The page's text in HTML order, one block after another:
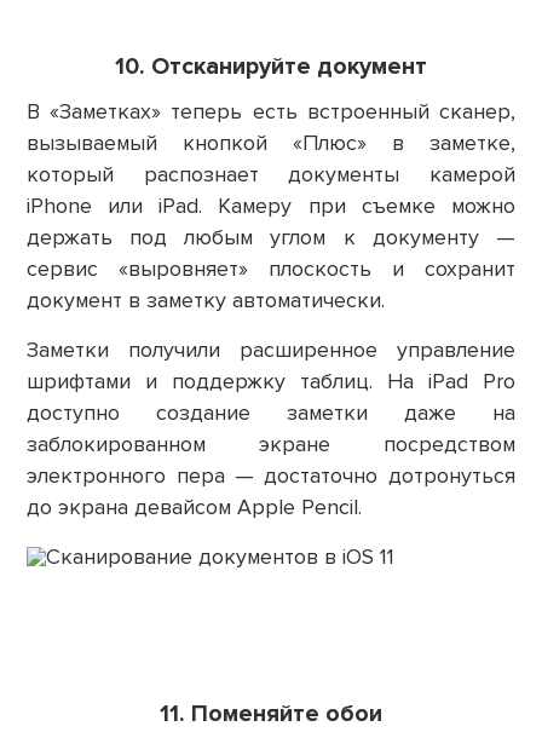
10. Отсканируйте документ
В «Заметках» теперь есть встроенный сканер,
вызываемый кнопкой «Плюс» в заметке,
который распознает документы камерой
iPhone или iPad. Камеру при съемке можно
держать под любым углом к документу —
сервис «выровняет» плоскость и сохранит
документ в заметку автоматически.
Заметки получили расширенное управление
шрифтами и поддержку таблиц. На iPad Pro
доступно создание заметки даже на
заблокированном экране посредством
электронного пера — достаточно дотронуться
до экрана девайсом Apple Pencil.
11. Поменяйте обои